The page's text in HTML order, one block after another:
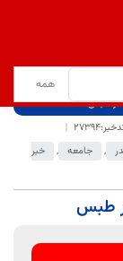
در طبس
, جامعه ,
خبر
طبس